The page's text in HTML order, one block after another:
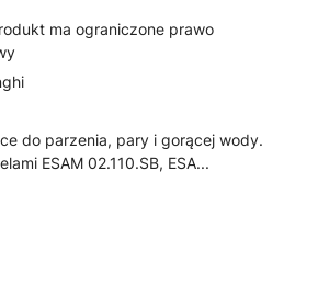
ma ograniczone prawo
do parzenia, pary i gorącej wody.
ESAM 02.110.SB, ESA...